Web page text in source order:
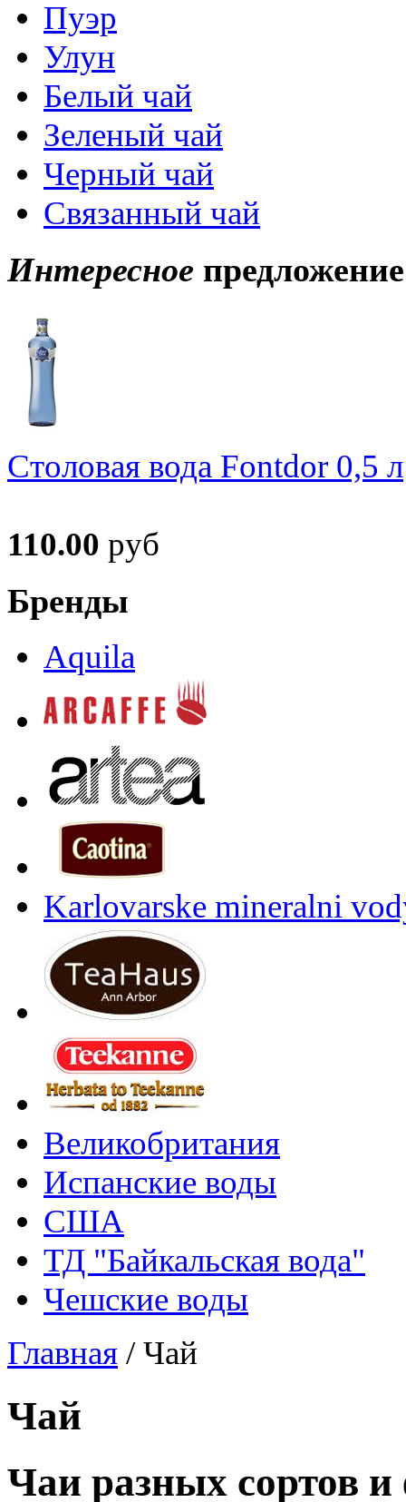
Пуэр
Улун
Белый чай
Зеленый чай
Черный чай
Связанный чай
Интересное предложение
Столовая вода Fontdor 0,5 л
110.00 руб
Бренды
Aquila
Karlovarske mineralni
Великобритания
Испанские воды
США
ТД "Байкальская вода"
Чешские воды
Главная /Чай
Чай
Чаи разных сортов и